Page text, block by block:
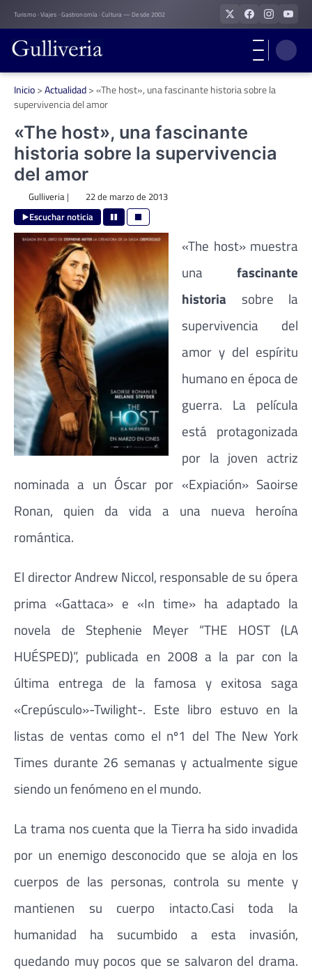
Skip
to
content
Turismo · Viajes · Gastronomía · Cultura — Desde 2002
Inicio>Actualidad>«The host», una fascinante historia sobre la
supervivencia del amor
«The host», una fascinante
historia sobre la supervivencia
del amor
Gulliveria| 22 de marzo de 2013
Escuchar noticia
«The host» muestra
una fascinante
historia sobre la
supervivencia del
amor y del espíritu
humano en época de
guerra. La película
está protagonizada
por la joven actriz
nominada a un Óscar por «Expiación» Saoirse
Ronan, quien da vida a una nueva heroína
romántica.
El director Andrew Niccol, responsable de su ópera
prima «Gattaca» e «In time» ha adaptado la
novela de Stephenie Meyer “THE HOST (LA
HUÉSPED)”, publicada en 2008 a la par con la
última entrega de la famosa y exitosa saga
«Crepúsculo»-Twilight-. Este libro estuvo en la
listas de ventas como el nº1 del The New York
Times durante 26 semanas y actualmente sigue
siendo un fenómeno en el mundo.
La trama nos cuenta que la Tierra ha sido invadida
por un enemigo desconocido que se aloja en los
cuerpos de las personas, controla su mente y
mantienen su cuerpo intacto.Casi toda la
humanidad ha sucumbido a esta invasión,
quedando muy pocos que se salvaron del drama.